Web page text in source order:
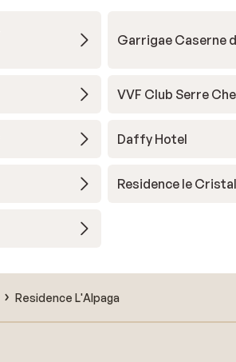
Garrigae Caserne
VVF Club Serre
Daffy Hotel
Residence le
Residence L'Alpaga